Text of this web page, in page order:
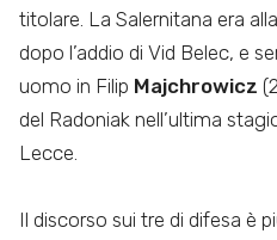
titolare. La Salernitana era
dopo l’addio di Vid Belec, e
uomo in Filip Majchrowicz
del Radoniak nell’ultima
Lecce.
Il discorso sui tre di difesa è